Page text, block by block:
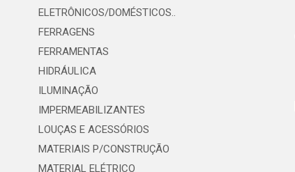
ELETRÔNICOS/DOMÉSTICOS..
FERRAGENS
FERRAMENTAS
HIDRÁULICA
ILUMINAÇÃO
IMPERMEABILIZANTES
LOUÇAS E ACESSÓRIOS
MATERIAIS P/CONSTRUÇÃO
MATERIAL ELÉTRICO